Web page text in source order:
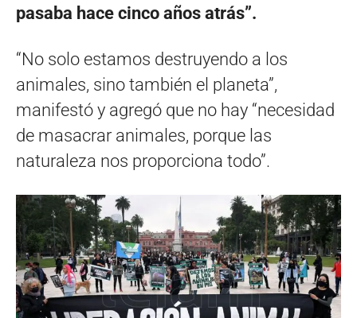
pasaba hace cinco años atrás”.
“No solo estamos destruyendo a los
animales, sino también el planeta”,
manifestó y agregó que no hay “necesidad
de masacrar animales, porque las
naturaleza nos proporciona todo”.